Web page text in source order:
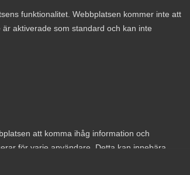
funktionalitet. Webbplatsen kommer inte att
aktiverade som standard och kan inte
att komma ihåg information och
för varje användare. Detta kan innebära
hos 250
Almega